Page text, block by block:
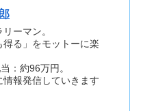
ーマン。
得る」をモットーに楽
：約96万円。
報発信していきます